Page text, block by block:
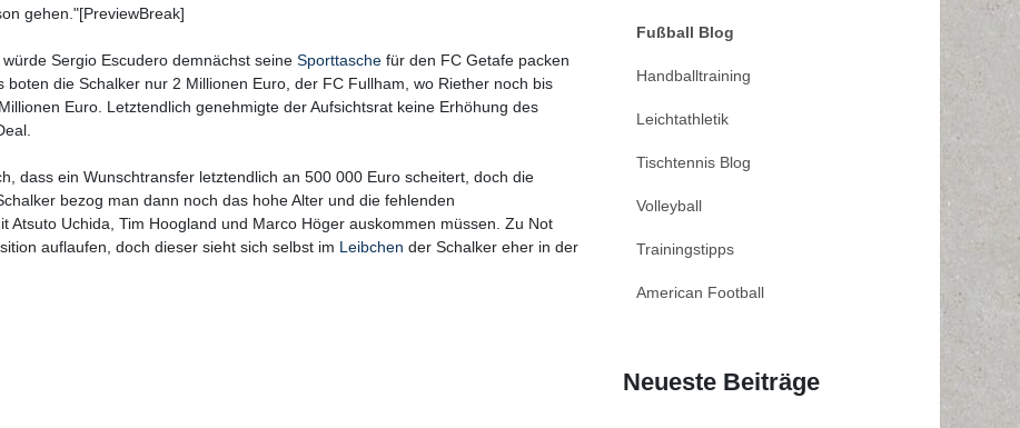
gehen."[PreviewBreak]
Sergio Escudero demnächst seine Sporttasche für den FC Getafe packen
die Schalker nur 2 Millionen Euro, der FC Fullham, wo Riether noch bis
Euro. Letztendlich genehmigte der Aufsichtsrat keine Erhöhung des
dass ein Wunschtransfer letztendlich an 500 000 Euro scheitert, doch die
bezog man dann noch das hohe Alter und die fehlenden
Atsuto Uchida, Tim Hoogland und Marco Höger auskommen müssen. Zu Not
auflaufen, doch dieser sieht sich selbst im Leibchen der Schalker eher in der
Fußball Blog
Handballtraining
Leichtathletik
Tischtennis Blog
Volleyball
Trainingstipps
American Football
Neueste Beiträge